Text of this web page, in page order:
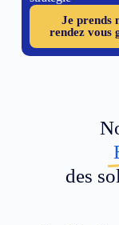
Je prends
rendez vous
des